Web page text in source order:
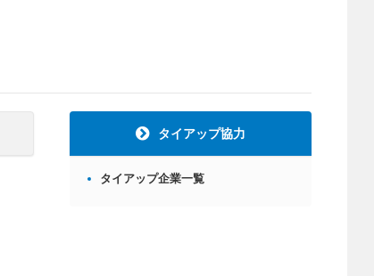
タイアップ協力
タイアップ企業一覧